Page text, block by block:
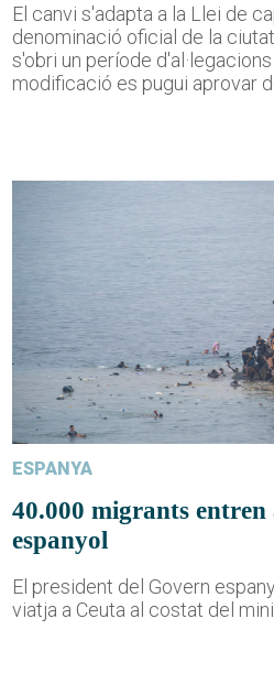
El canvi s'adapta a la Llei de
denominació oficial de la
s'obri un període
modificació es pugui aprovar
ESPANYA
40.000 migrants
espanyol
El president del Govern
viatja a Ceuta al costat del